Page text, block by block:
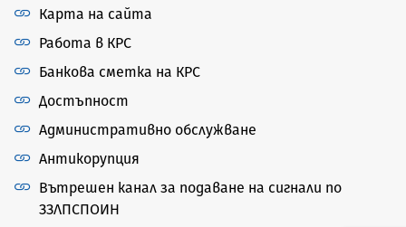
Карта на сайта
Работа в КРС
Банкова сметка на КРС
Достъпност
Административно обслужване
Антикорупция
Вътрешен канал за подаване на сигнали по
ЗЗЛПСПОИН